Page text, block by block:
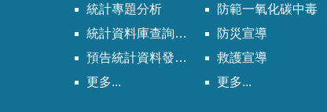
統計專題分析
統計資料庫查詢系統
預告統計資料發布時間表
更多...
防範一氧化碳中毒
防災宣導
救護宣導
更多...